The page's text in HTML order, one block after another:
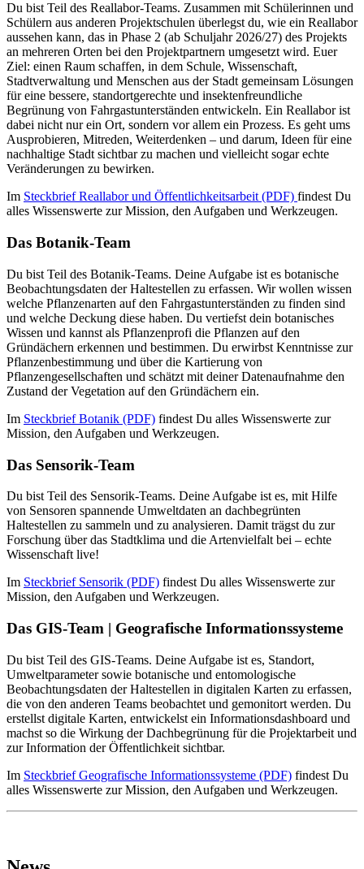
Du bist Teil des Reallabor-Teams. Zusammen mit Schülerinnen und
Schülern aus anderen Projektschulen überlegst du, wie ein Reallabor
aussehen kann, das in Phase 2 (ab Schuljahr 2026/27) des Projekts
an mehreren Orten bei den Projektpartnern umgesetzt wird. Euer
Ziel: einen Raum schaffen, in dem Schule, Wissenschaft,
Stadtverwaltung und Menschen aus der Stadt gemeinsam Lösungen
für eine bessere, standortgerechte und insektenfreundliche
Begrünung von Fahrgastunterständen entwickeln. Ein Reallabor ist
dabei nicht nur ein Ort, sondern vor allem ein Prozess. Es geht ums
Ausprobieren, Mitreden, Weiterdenken – und darum, Ideen für eine
nachhaltige Stadt sichtbar zu machen und vielleicht sogar echte
Veränderungen zu bewirken.
Im Steckbrief Reallabor und Öffentlichkeitsarbeit (PDF) findest Du
alles Wissenswerte zur Mission, den Aufgaben und Werkzeugen.
Das Botanik-Team
Du bist Teil des Botanik-Teams. Deine Aufgabe ist es botanische
Beobachtungsdaten der Haltestellen zu erfassen. Wir wollen wissen
welche Pflanzenarten auf den Fahrgastunterständen zu finden sind
und welche Deckung diese haben. Du vertiefst dein botanisches
Wissen und kannst als Pflanzenprofi die Pflanzen auf den
Gründächern erkennen und bestimmen. Du erwirbst Kenntnisse zur
Pflanzenbestimmung und über die Kartierung von
Pflanzengesellschaften und schätzt mit deiner Datenaufnahme den
Zustand der Vegetation auf den Gründächern ein.
Im Steckbrief Botanik (PDF) findest Du alles Wissenswerte zur
Mission, den Aufgaben und Werkzeugen.
Das Sensorik-Team
Du bist Teil des Sensorik-Teams. Deine Aufgabe ist es, mit Hilfe
von Sensoren spannende Umweltdaten an dachbegrünten
Haltestellen zu sammeln und zu analysieren. Damit trägst du zur
Forschung über das Stadtklima und die Artenvielfalt bei – echte
Wissenschaft live!
Im Steckbrief Sensorik (PDF) findest Du alles Wissenswerte zur
Mission, den Aufgaben und Werkzeugen.
Das GIS-Team | Geografische Informationssysteme
Du bist Teil des GIS-Teams. Deine Aufgabe ist es, Standort,
Umweltparameter sowie botanische und entomologische
Beobachtungsdaten der Haltestellen in digitalen Karten zu erfassen,
die von den anderen Teams beobachtet und gemonitort werden. Du
erstellst digitale Karten, entwickelst ein Informationsdashboard und
machst so die Wirkung der Dachbegrünung für die Projektarbeit und
zur Information der Öffentlichkeit sichtbar.
Im Steckbrief Geografische Informationssysteme (PDF) findest Du
alles Wissenswerte zur Mission, den Aufgaben und Werkzeugen.